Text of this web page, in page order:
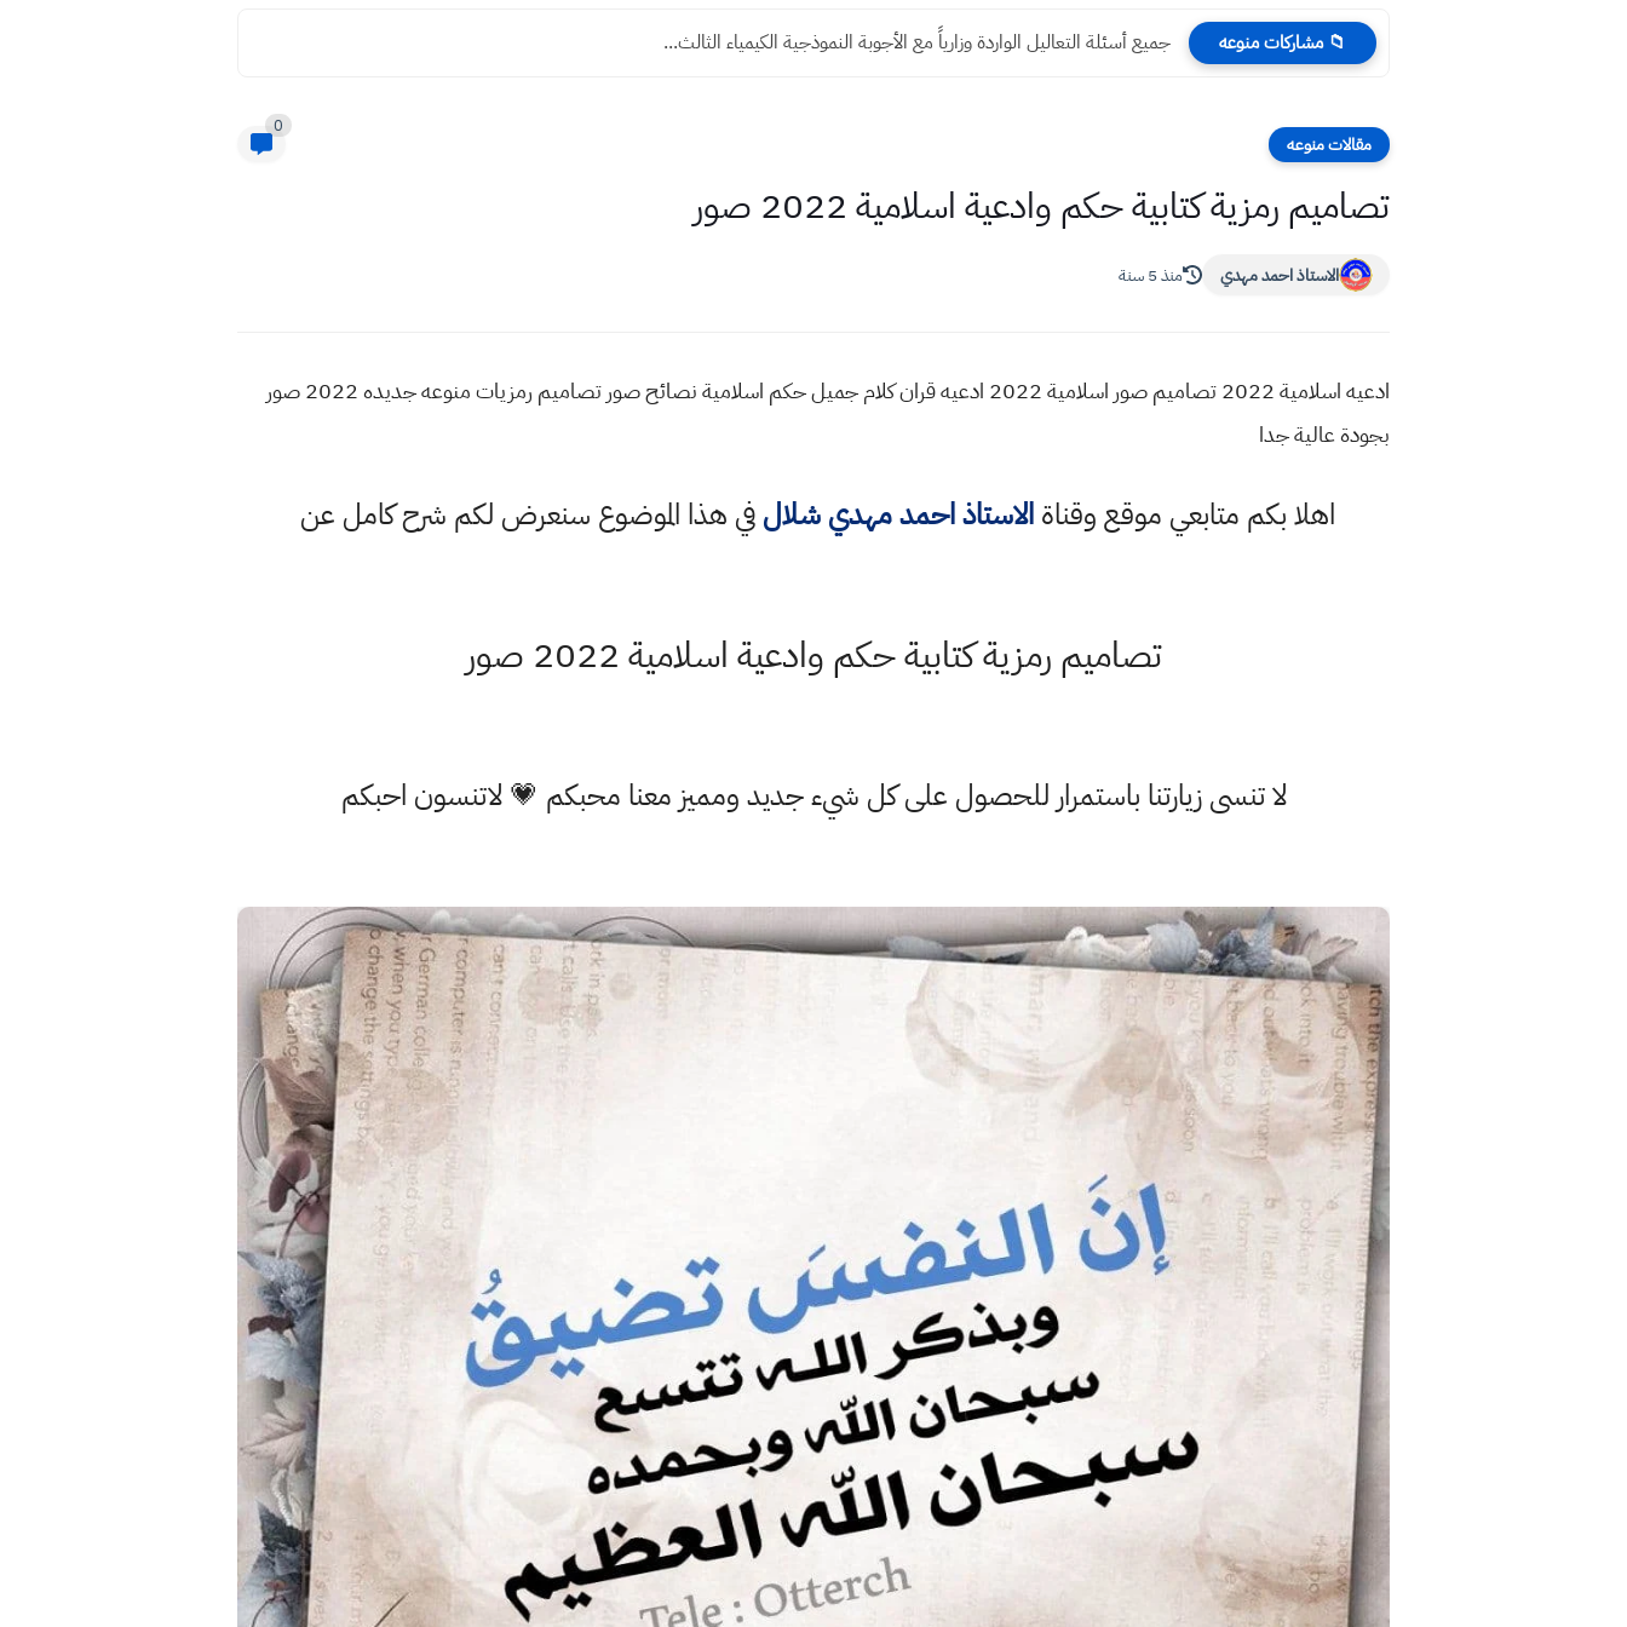
📁 مشاركات منوعه جميع أسئلة التعاليل الواردة وزارياً مع الأجوبة النموذجية الكيمياء الثالث...
مقالات منوعه
0
تصاميم رمزية كتابية حكم وادعية اسلامية 2022 صور
الاستاذ احمد مهدي منذ 5 سنة
ادعيه اسلامية 2022 تصاميم صور اسلامية 2022 ادعيه قران كلام جميل حكم اسلامية نصائح صور تصاميم رمزيات منوعه جديده 2022 صور
بجودة عالية جدا
اهلا بكم متابعي موقع وقناةالاستاذ احمد مهدي شلالفي هذا الموضوع سنعرض لكم شرح كامل عن
تصاميم رمزية كتابية حكم وادعية اسلامية 2022 صور
لا تنسى زيارتنا باستمرار للحصول على كل شيء جديد ومميز معنا محبكم 💗 لاتنسون احبكم